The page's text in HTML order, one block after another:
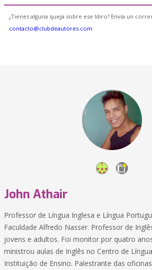
¿Tienes alguna queja sobre ese libro? Envía un
contacto@clubdeautores.com
John Athair
Professor de Língua Inglesa e Língua
Faculdade Alfredo Nasser. Professor de
jovens e adultos. Foi monitor por quatro
ministrou aulas de Inglês no Centro de
Instituição de Ensino. Palestrante das